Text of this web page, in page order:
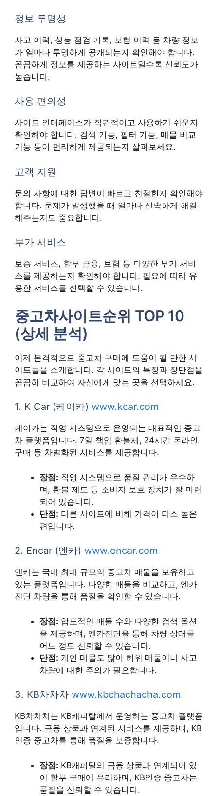
정보 투명성
사고 이력, 성능 점검 기록, 보험 이력 등 차량 정보
가 얼마나 투명하게 공개되는지 확인해야 합니다.
꼼꼼하게 정보를 제공하는 사이트일수록 신뢰도가
높습니다.
사용 편의성
사이트 인터페이스가 직관적이고 사용하기 쉬운지
확인해야 합니다. 검색 기능, 필터 기능, 매물 비교
기능 등이 편리하게 제공되는지 살펴보세요.
고객 지원
문의 사항에 대한 답변이 빠르고 친절한지 확인해야
합니다. 문제가 발생했을 때 얼마나 신속하게 해결
해주는지도 중요합니다.
부가 서비스
보증 서비스, 할부 금융, 보험 등 다양한 부가 서비
스를 제공하는지 확인해야 합니다. 필요에 따라 유
용한 서비스를 선택할 수 있습니다.
중고차사이트순위 TOP 10
(상세 분석)
이제 본격적으로 중고차 구매에 도움이 될 만한 사
이트들을 소개합니다. 각 사이트의 특징과 장단점을
꼼꼼히 비교하여 자신에게 맞는 곳을 선택하세요.
1. K Car (케이카) www.kcar.com
케이카는 직영 시스템으로 운영되는 대표적인 중고
차 플랫폼입니다. 7일 책임 환불제, 24시간 온라인
구매 등 차별화된 서비스를 제공합니다.
장점: 직영 시스템으로 품질 관리가 우수하
며, 환불 제도 등 소비자 보호 장치가 잘 마련
되어 있습니다.
단점: 다른 사이트에 비해 가격이 다소 높은
편입니다.
2. Encar (엔카) www.encar.com
엔카는 국내 최대 규모의 중고차 매물을 보유하고
있는 플랫폼입니다. 다양한 매물을 비교하고, 엔카
진단 차량을 통해 품질을 확인할 수 있습니다.
장점: 압도적인 매물 수와 다양한 검색 옵션
을 제공하며, 엔카진단을 통해 차량 상태를
어느 정도 신뢰할 수 있습니다.
단점: 개인 매물도 많아 허위 매물이나 사고
차량에 대한 주의가 필요합니다.
3. KB차차차 www.kbchachacha.com
KB차차차는 KB캐피탈에서 운영하는 중고차 플랫폼
입니다. 금융 상품과 연계된 서비스를 제공하며, KB
인증 중고차를 통해 품질을 보증합니다.
장점: KB캐피탈의 금융 상품과 연계되어 있
어 할부 구매에 유리하며, KB인증 중고차는
품질을 신뢰할 수 있습니다.